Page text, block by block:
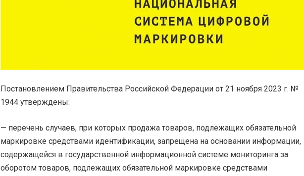
Постановлением Правительства Российской Федерации от 21 ноября 2023 г. №
1944 утверждены:
— перечень случаев, при которых продажа товаров, подлежащих обязательной
маркировке средствами идентификации, запрещена на основании информации,
содержащейся в государственной информационной системе мониторинга за
оборотом товаров, подлежащих обязательной маркировке средствами